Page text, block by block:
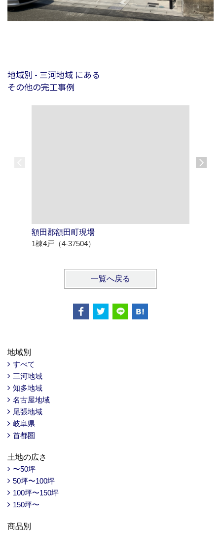
地域別 - 三河地域 にある
その他の完工事例
額田郡額田町現場
1棟4戸（4-37504）
一覧へ戻る
地域別
すべて
三河地域
知多地域
名古屋地域
尾張地域
岐阜県
首都圏
土地の広さ
〜50坪
50坪〜100坪
100坪〜150坪
150坪〜
商品別